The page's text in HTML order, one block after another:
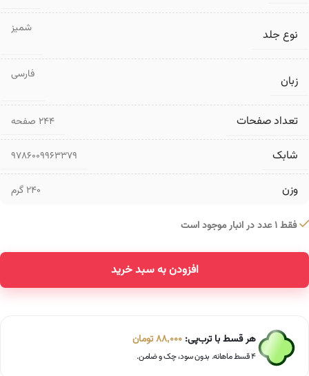
نوع جلد شمیز
زبان فارسی
تعداد صفحات ۲۴۴ صفحه
شابک 9786009963379
وزن 240 گرم
فقط 1 عدد در انبار موجود است
افزودن به سبد خرید
هر قسط با ترب‌پی: 88,000تومان
۴ قسط ماهانه. بدون سود، چک و ضامن.